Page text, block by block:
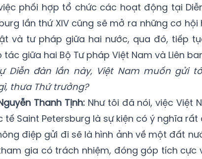
phối hợp tổ chức các hoạt động tại
lần thứ XIV cũng sẽ mở ra những cơ
và tư pháp giữa hai nước, qua đó, tiếp
tác giữa hai Bộ Tư pháp Việt Nam và Liên
Diễn đàn lần này, Việt Nam muốn gửi
thưa Thứ trưởng?
Thanh Tịnh:Như tôi đã nói, việc Việt
tế Saint Petersburg là sự kiện có ý nghĩa rất
điệp gửi đi sẽ là hình ảnh về một đất
gia có trách nhiệm, đóng góp tích cực